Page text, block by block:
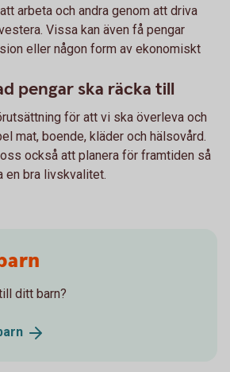
arbeta och andra genom att driva
Vissa kan även få pengar
eller någon form av ekonomiskt
pengar ska räcka till
för att vi ska överleva och
mat, boende, kläder och hälsovård.
också att planera för framtiden så
en bra livskvalitet.
ditt barn?